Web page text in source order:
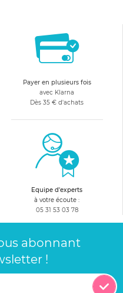
Payer en plusieurs fois
avec Klarna
Dès 35 € d'achats
Equipe d'experts
à votre écoute :
05 31 53 03 78
abonnant
!